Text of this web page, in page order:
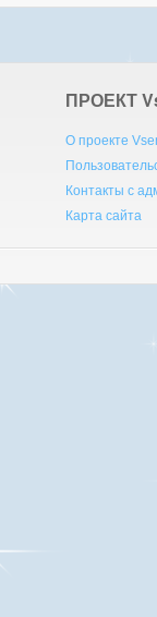
ПРОЕКТ V
О проекте
Контакты с
Карта сайта